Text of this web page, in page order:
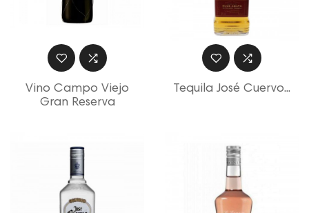
Vino Campo Viejo
Gran Reserva
Tequila José Cuervo...